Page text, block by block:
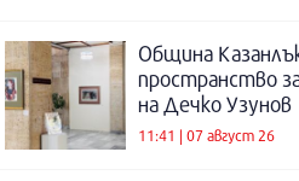
Община
пространство
на Дечко Узунов
11:41 | 07 август 26